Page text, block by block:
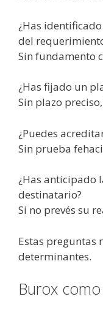
¿Has
del
Sin fundamento
¿Has fijado un
Sin plazo
¿Puedes
Sin prueba
¿Has anticipado
destinatario?
Si no prevés su
Estas preguntas
determinantes.
Burox